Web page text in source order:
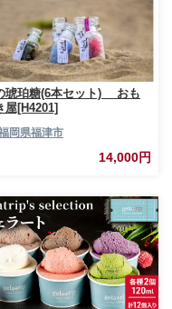
琥珀糖(6本セット) おも
屋[H4201]
岡県福津市
14,000円